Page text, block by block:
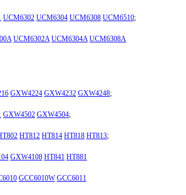
UCM6302 UCM6304 UCM6308 UCM6510;
UCM6302A UCM6304A UCM6308A
GXW4224 GXW4232 GXW4248;
GXW4502 GXW4504;
HT812 HT814 HT818 HT813;
GXW4108 HT841 HT881
GCC6010W GCC6011